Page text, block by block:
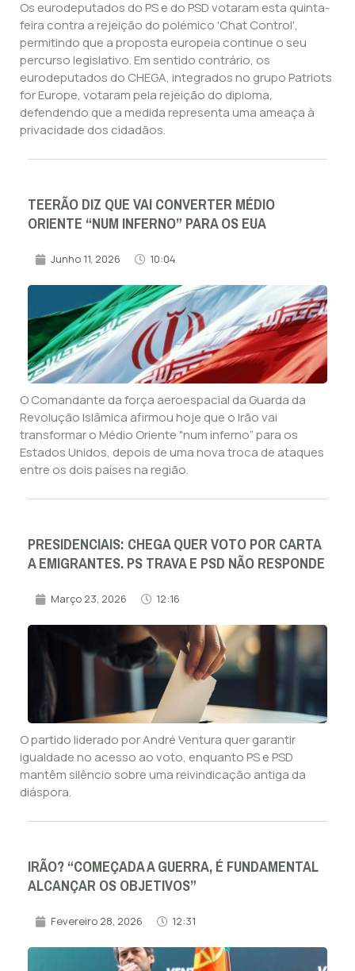
Os eurodeputados do PS e do PSD votaram esta quinta-
feira contra a rejeição do polémico 'Chat Control',
permitindo que a proposta europeia continue o seu
percurso legislativo. Em sentido contrário, os
eurodeputados do CHEGA, integrados no grupo Patriots
for Europe, votaram pela rejeição do diploma,
defendendo que a medida representa uma ameaça à
privacidade dos cidadãos.
TEERÃO DIZ QUE VAI CONVERTER MÉDIO
ORIENTE “NUM INFERNO” PARA OS EUA
Junho 11, 2026 10:04
O Comandante da força aeroespacial da Guarda da
Revolução Islâmica afirmou hoje que o Irão vai
transformar o Médio Oriente "num inferno” para os
Estados Unidos, depois de uma nova troca de ataques
entre os dois países na região.
PRESIDENCIAIS: CHEGA QUER VOTO POR CARTA
A EMIGRANTES. PS TRAVA E PSD NÃO RESPONDE
Março 23, 2026 12:16
O partido liderado por André Ventura quer garantir
igualdade no acesso ao voto, enquanto PS e PSD
mantêm silêncio sobre uma reivindicação antiga da
diáspora.
IRÃO? “COMEÇADA A GUERRA, É FUNDAMENTAL
ALCANÇAR OS OBJETIVOS”
Fevereiro 28, 2026 12:31